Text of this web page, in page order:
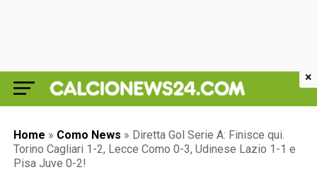
Home » Como News » Diretta Gol Serie A: Finisce qui.
Torino Cagliari 1-2, Lecce Como 0-3, Udinese Lazio 1-1 e
Pisa Juve 0-2!
×